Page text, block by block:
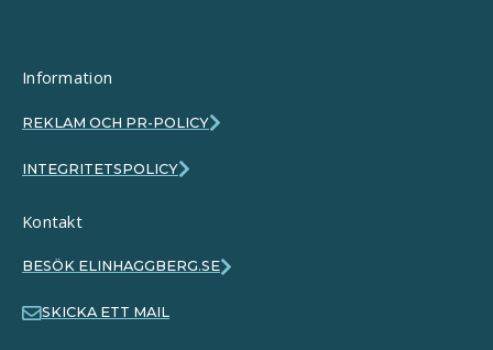
Information
REKLAM OCH PR-POLICY
INTEGRITETSPOLICY
Kontakt
BESÖK ELINHAGGBERG.SE
SKICKA ETT MAIL